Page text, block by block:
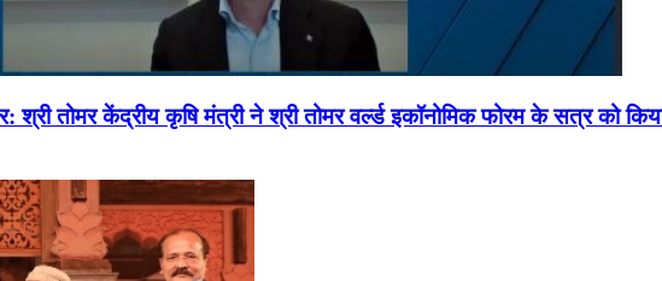
तोमर केंद्रीय कृषि मंत्री ने श्री तोमर वर्ल्ड इकॉनोमिक फोरम के सत्र को